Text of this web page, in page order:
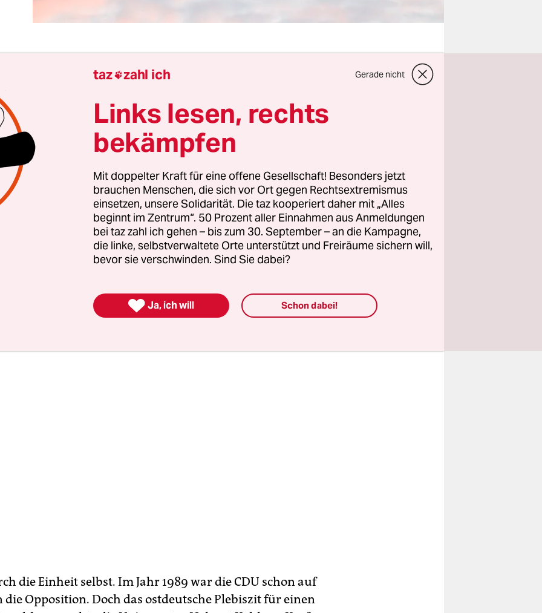
Polarisierung zwischen dem Ministerpräsidenten und der
hat in Sachsen-Anhalt zu einem
großen und einem
Sieger
geführt. Alle anderen Parteien wurden
die Frage, was man von Sachsen-Anhalt für die
lernen könne, antwortete Ministerpräsident Reiner
Osten werden zwar keine Bundestagswahlen gewonnen,
kann man sie dort.
ostdeutschen Wahlberechtigten an der
Wählerschaft beträgt etwa 15 Prozent. Doch der
Ostdeutschen ist größer als diese Zahl. Der „Ostwind“ ist
spezifisch ostdeutsche Entwicklungen, die
Vergangenheit das gesamtdeutsche Wettbewerbs- und
die Einheit selbst. Im Jahr 1989 war die CDU schon auf
die Opposition. Doch das ostdeutsche Plebiszit für einen
taz zahl ich Gerade nicht
Links lesen, rechts
bekämpfen
Mit doppelter Kraft für eine offene Gesellschaft! Besonders jetzt
brauchen Menschen, die sich vor Ort gegen Rechtsextremismus
einsetzen, unsere Solidarität. Die taz kooperiert daher mit „Alles
beginnt im Zentrum“. 50 Prozent aller Einnahmen aus Anmeldungen
bei taz zahl ich gehen – bis zum 30. September – an die Kampagne,
die linke, selbstverwaltete Orte unterstützt und Freiräume sichern will,
bevor sie verschwinden. Sind Sie dabei?
 Ja, ich will Schon dabei!